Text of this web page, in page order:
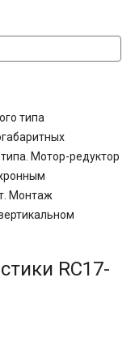
типа
Мо­тор-ре­дук­тор
Монтаж
RC17-